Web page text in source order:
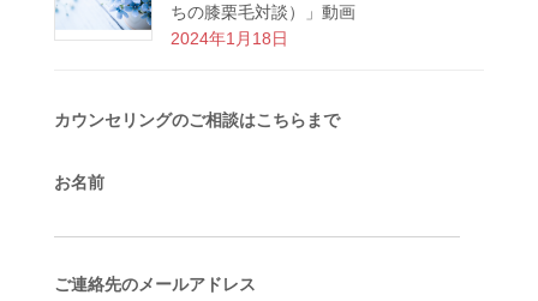
ちの膝栗毛対談）」動画
2024年1月18日
カウンセリングのご相談はこちらまで
お名前
ご連絡先のメールアドレス